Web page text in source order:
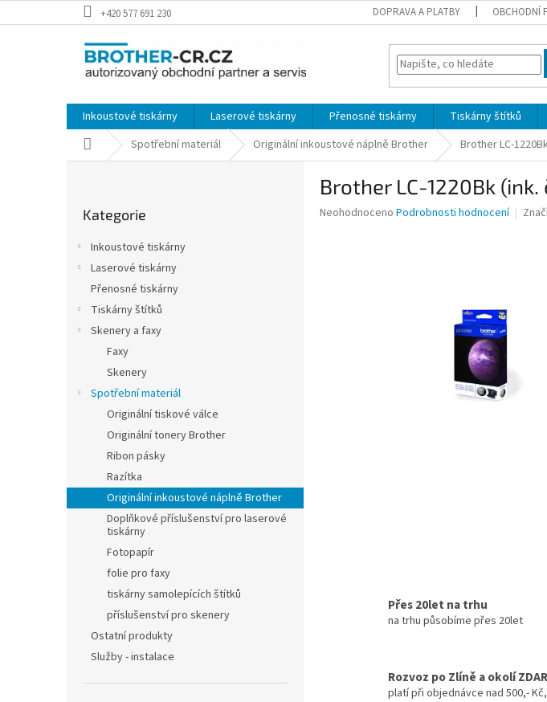
na
+420 577 691 230 DOPRAVA A PLATBY OBCHODNÍ
Inkoustové tiskárny Laserové tiskárny Přenosné tiskárny Tiskárny štítků
Domů Spotřební materiál Originální inkoustové náplně Brother Brother LC-
kategorie
Kategorie
Inkoustové tiskárny
Laserové tiskárny
Přenosné tiskárny
Tiskárny štítků
Skenery a faxy
Faxy
Skenery
Spotřební materiál
Originální tiskové válce
Originální tonery Brother
Ribon pásky
Razítka
Originální inkoustové náplně Brother
Doplňkové příslušenství pro laserové
tiskárny
Fotopapír
folie pro faxy
tiskárny samolepících štítků
příslušenství pro skenery
Ostatní produkty
Služby - instalace
Brother LC-1220Bk (ink.
Průměrné
Neohodnoceno Podrobnosti hodnocení
Přes 20let na trhu
na trhu působíme přes 20let
Rozvoz po Zlíně a okolí
platí při objednávce nad 500,-